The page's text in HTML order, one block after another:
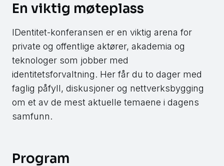
En viktig møteplass
IDentitet-konferansen er en viktig arena for
private og offentlige aktører, akademia og
teknologer som jobber med
identitetsforvaltning. Her får du to dager med
faglig påfyll, diskusjoner og nettverksbygging
om et av de mest aktuelle temaene i dagens
samfunn.
Program